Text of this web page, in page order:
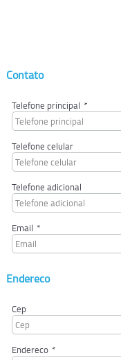
Contato
Telefone principal *
Telefone celular
Telefone adicional
Email *
Endereco
Cep
Endereco *